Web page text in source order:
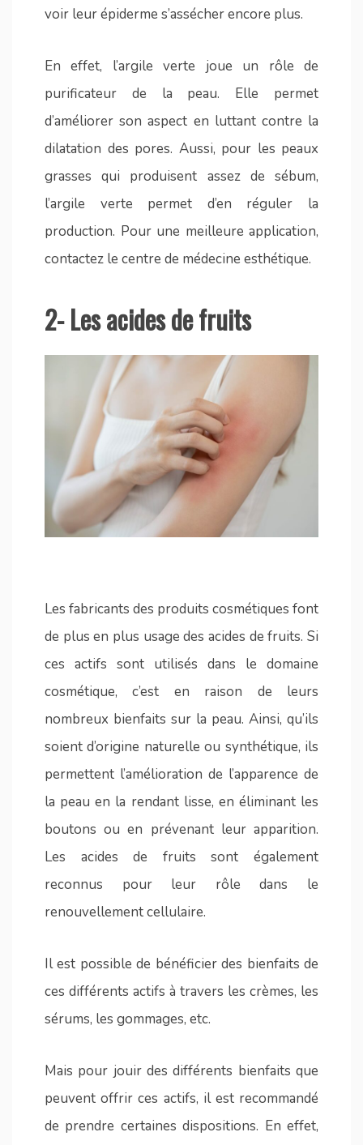
voir leur épiderme s’assécher encore plus.
En effet, l’argile verte joue un rôle de
purificateur de la peau. Elle permet
d’améliorer son aspect en luttant contre la
dilatation des pores. Aussi, pour les peaux
grasses qui produisent assez de sébum,
l’argile verte permet d’en réguler la
production. Pour une meilleure application,
contactez le centre de médecine esthétique.
2- Les acides de fruits
Les fabricants des produits cosmétiques font
de plus en plus usage des acides de fruits. Si
ces actifs sont utilisés dans le domaine
cosmétique, c’est en raison de leurs
nombreux bienfaits sur la peau. Ainsi, qu’ils
soient d’origine naturelle ou synthétique, ils
permettent l’amélioration de l’apparence de
la peau en la rendant lisse, en éliminant les
boutons ou en prévenant leur apparition.
Les acides de fruits sont également
reconnus pour leur rôle dans le
renouvellement cellulaire.
Il est possible de bénéficier des bienfaits de
ces différents actifs à travers les crèmes, les
sérums, les gommages, etc.
Mais pour jouir des différents bienfaits que
peuvent offrir ces actifs, il est recommandé
de prendre certaines dispositions. En effet,